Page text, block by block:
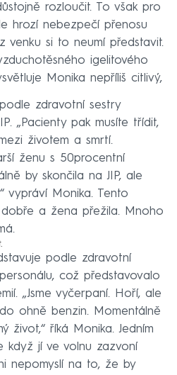
rozloučit. To však pro
hrozí nebezpečí přenosu
venku si to neumí představit.
igelitového
Monika nepříliš citlivý,
zdravotní sestry
„Pacienty pak musíte třídit,
životem a smrtí.
ženu s 50procentní
by skončila na JIP, ale
vypráví Monika. Tento
a žena přežila. Mnoho
podle zdravotní
což představovalo
„Jsme vyčerpaní. Hoří, ale
ohně benzin. Momentálně
život,“ říká Monika. Jedním
když jí ve volnu zazvoní
nepomyslí na to, že by